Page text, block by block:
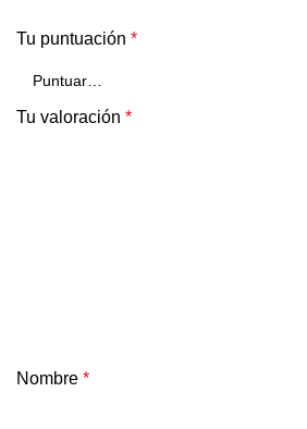
Tu puntuación *
Tu valoración *
Nombre *